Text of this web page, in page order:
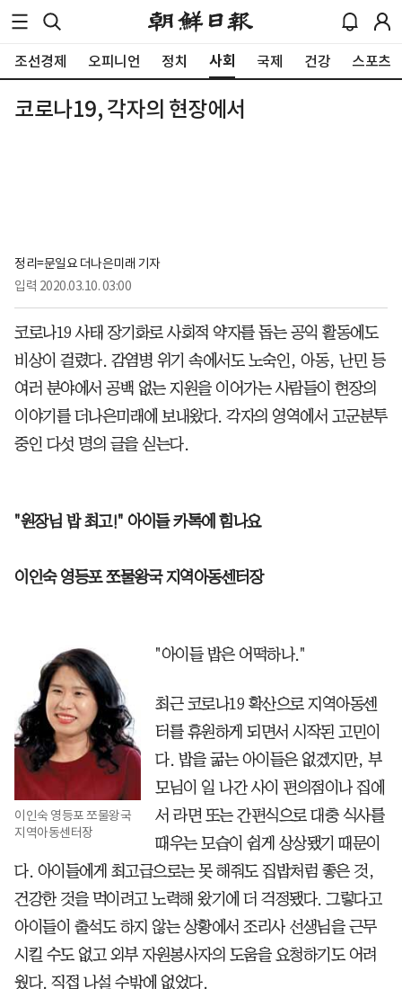
조선경제 오피니언 정치 사회 국제 건강 스포츠
코로나19, 각자의 현장에서
정리=문일요 더나은미래 기자
입력 2020.03.10. 03:00
코로나19 사태 장기화로 사회적 약자를 돕는 공익 활동에도
비상이 걸렸다. 감염병 위기 속에서도 노숙인, 아동, 난민 등
여러 분야에서 공백 없는 지원을 이어가는 사람들이 현장의
이야기를 더나은미래에 보내왔다. 각자의 영역에서 고군분투
중인 다섯 명의 글을 싣는다.
"원장님 밥 최고!" 아이들 카톡에 힘나요
이인숙 영등포 쪼물왕국 지역아동센터장
이인숙 영등포 쪼물왕국
지역아동센터장
"아이들 밥은 어떡하나."
최근 코로나19 확산으로 지역아동센
터를 휴원하게 되면서 시작된 고민이
다. 밥을 굶는 아이들은 없겠지만, 부
모님이 일 나간 사이 편의점이나 집에
서 라면 또는 간편식으로 대충 식사를
때우는 모습이 쉽게 상상됐기 때문이
다. 아이들에게 최고급으로는 못 해줘도 집밥처럼 좋은 것,
건강한 것을 먹이려고 노력해 왔기에 더 걱정됐다. 그렇다고
아이들이 출석도 하지 않는 상황에서 조리사 선생님을 근무
시킬 수도 없고 외부 자원봉사자의 도움을 요청하기도 어려
웠다. 직접 나설 수밖에 없었다.